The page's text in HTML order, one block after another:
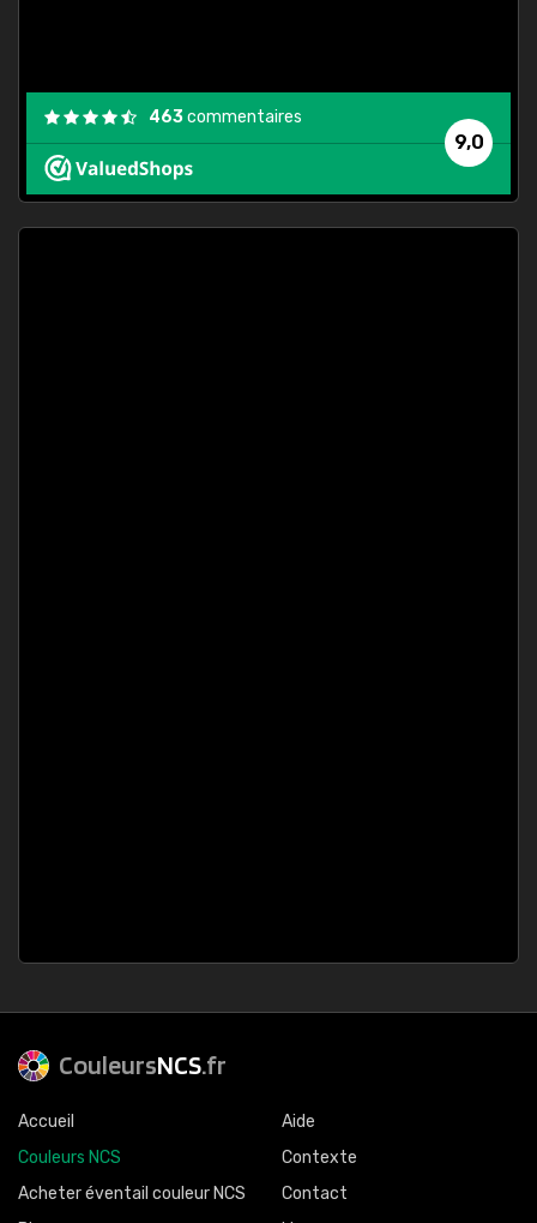
9,0
463commentaires
CouleursNCS.fr
Accueil
Couleurs NCS
Acheter éventail couleur NCS
Aide
Contexte
Contact